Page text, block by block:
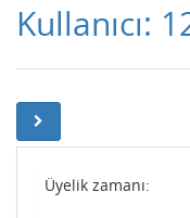
Kullanıcı:
Üyelik zamanı: